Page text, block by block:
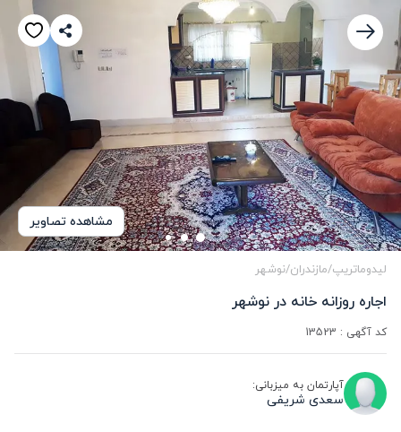
مشاهده تصاویر
لیدوماتریپ/مازندران/نوشهر
اجاره روزانه خانه در نوشهر
کد آگهی : 13523
آپارتمان به میزبانی:
سعدی شریفی